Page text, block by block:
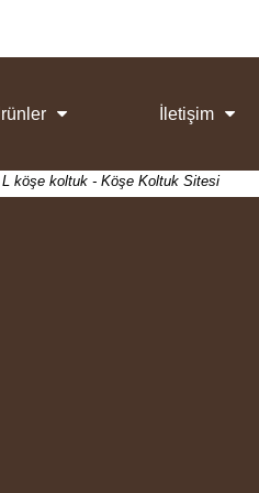
İletişim
köşe koltuk - Köşe Koltuk Sitesi